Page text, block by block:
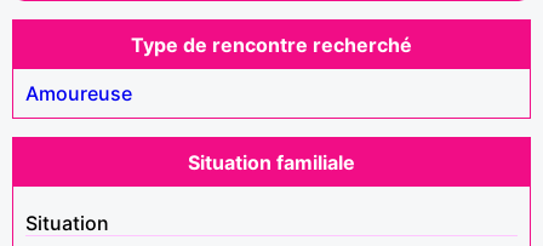
Type de rencontre recherché
Amoureuse
Situation familiale
Situation